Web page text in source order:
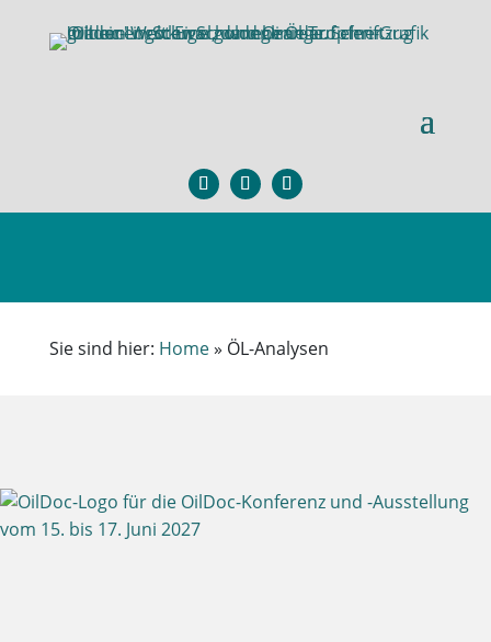
Sie sind hier: Home» ÖL-Analysen